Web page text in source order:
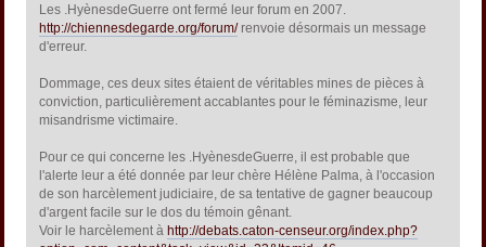
Les .HyènesdeGuerre ont fermé leur forum en 2007.
http://chiennesdegarde.org/forum/renvoie désormais un message
d'erreur.
Dommage, ces deux sites étaient de véritables mines de pièces à
conviction, particulièrement accablantes pour le féminazisme, leur
misandrisme victimaire.
Pour ce qui concerne les .HyènesdeGuerre, il est probable que
l'alerte leur a été donnée par leur chère Hélène Palma, à l'occasion
de son harcèlement judiciaire, de sa tentative de gagner beaucoup
d'argent facile sur le dos du témoin gênant.
Voir le harcèlement à http://debats.caton-censeur.org/index.php?